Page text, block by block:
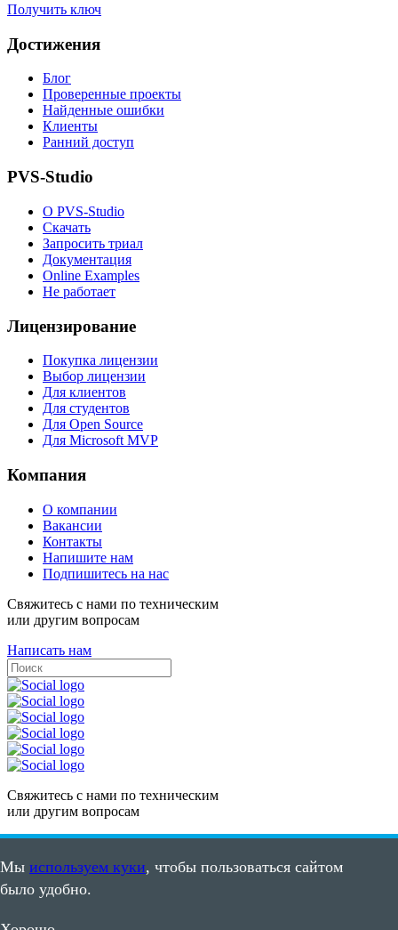
Мы используем куки, чтобы пользоваться сайтом
было удобно.
Получить ключ
Достижения
Блог
Проверенные проекты
Найденные ошибки
Клиенты
Ранний доступ
PVS-Studio
О PVS-Studio
Скачать
Запросить триал
Документация
Online Examples
Не работает
Лицензирование
Покупка лицензии
Выбор лицензии
Для клиентов
Для студентов
Для Open Source
Для Microsoft MVP
Компания
О компании
Вакансии
Контакты
Напишите нам
Подпишитесь на нас
Свяжитесь с нами по техническим
или другим вопросам
Написать нам
Свяжитесь с нами по техническим
или другим вопросам
Написать нам
Карта сайта
Пользовательское соглашение